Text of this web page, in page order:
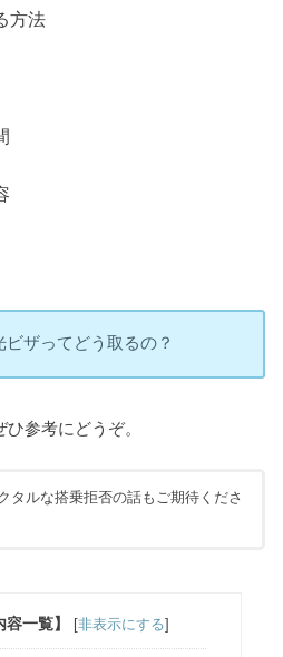
方法
ザってどう取るの？
参考にどうぞ。
タルな搭乗拒否の話もご期待くださ
容一覧】 [非表示にする]